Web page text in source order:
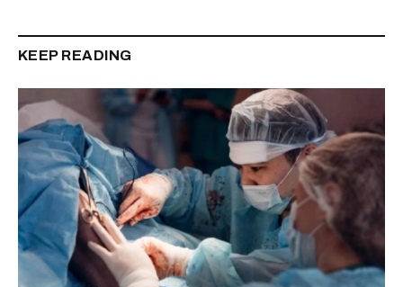
KEEP READING